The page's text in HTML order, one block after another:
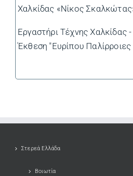
Χαλκίδας «Νίκος
Εργαστήρι Τέχνης Χαλκίδας
Έκθεση "Ευρίπου Παλίρροιες
Στερεά Ελλάδα
Βοιωτία